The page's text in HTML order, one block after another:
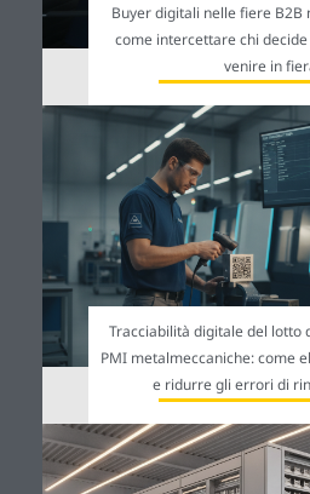
Buyer digitali nelle fiere B2B
come intercettare chi
venire in
Tracciabilità digitale del lotto
PMI metalmeccaniche: come
e ridurre gli errori di